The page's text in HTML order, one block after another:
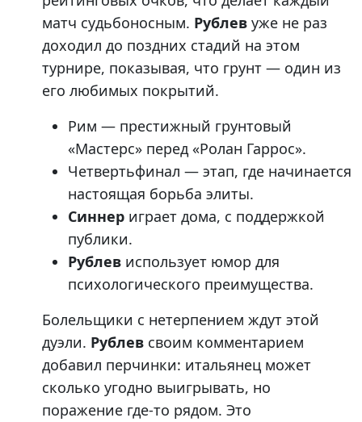
матч судьбоносным. Рублев уже не раз
доходил до поздних стадий на этом
турнире, показывая, что грунт — один из
его любимых покрытий.
Рим — престижный грунтовый
«Мастерс» перед «Ролан Гаррос».
Четвертьфинал — этап, где начинается
настоящая борьба элиты.
Синнер играет дома, с поддержкой
публики.
Рублев использует юмор для
психологического преимущества.
Болельщики с нетерпением ждут этой
дуэли. Рублев своим комментарием
добавил перчинки: итальянец может
сколько угодно выигрывать, но
поражение где-то рядом. Это